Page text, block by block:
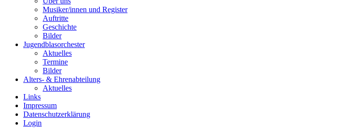
Musiker/innen und Register
Auftritte
Geschichte
Bilder
Jugendblasorchester
Aktuelles
Termine
Bilder
Alters- & Ehrenabteilung
Aktuelles
Links
Impressum
Datenschutzerklärung
Login